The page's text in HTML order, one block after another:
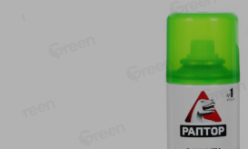
Показать 15-28